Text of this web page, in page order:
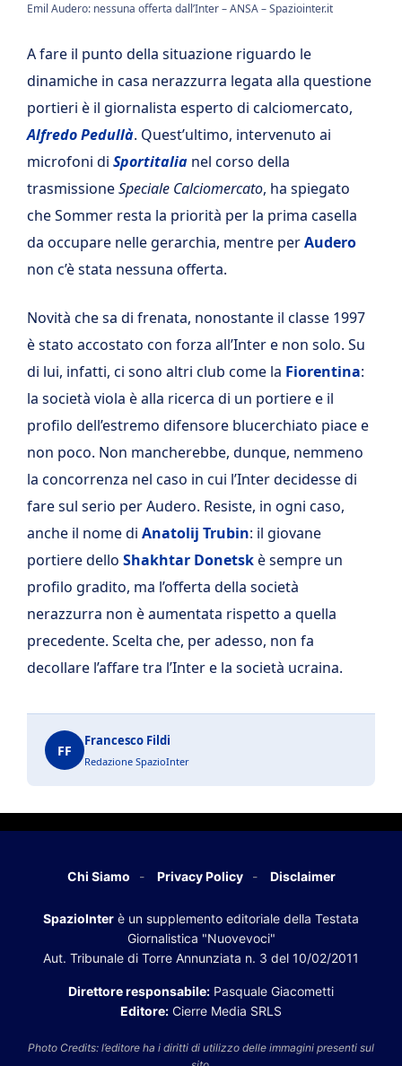
Emil Audero: nessuna offerta dall’Inter – ANSA – Spaziointer.it
A fare il punto della situazione riguardo le
dinamiche in casa nerazzurra legata alla questione
portieri è il giornalista esperto di calciomercato,
Alfredo Pedullà. Quest’ultimo, intervenuto ai
microfoni di Sportitalia nel corso della
trasmissioneSpeciale Calciomercato, ha spiegato
che Sommer resta la priorità per la prima casella
da occupare nelle gerarchia, mentre perAudero
non c’è stata nessuna offerta.
Novità che sa di frenata, nonostante il classe 1997
è stato accostato con forza all’Inter e non solo. Su
di lui, infatti, ci sono altri club come la Fiorentina:
la società viola è alla ricerca di un portiere e il
profilo dell’estremo difensore blucerchiato piace e
non poco. Non mancherebbe, dunque, nemmeno
la concorrenza nel caso in cui l’Inter decidesse di
fare sul serio per Audero. Resiste, in ogni caso,
anche il nome di Anatolij Trubin: il giovane
portiere dello Shakhtar Donetskè sempre un
profilo gradito, ma l’offerta della società
nerazzurra non è aumentata rispetto a quella
precedente. Scelta che, per adesso, non fa
decollare l’affare tra l’Inter e la società ucraina.
FF
Francesco Fildi
Redazione SpazioInter
Chi Siamo Privacy Policy Disclaimer
SpazioInter è un supplemento editoriale della Testata
Giornalistica "Nuovevoci"
Aut. Tribunale di Torre Annunziata n. 3 del 10/02/2011
Direttore responsabile: Pasquale Giacometti
Editore: Cierre Media SRLS
Photo Credits: l’editore ha i diritti di utilizzo delle immagini presenti sul